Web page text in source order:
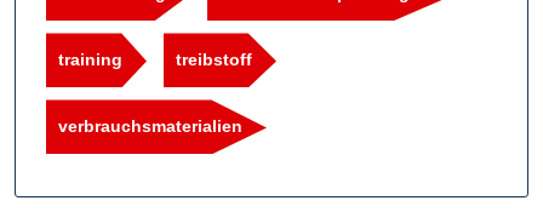
training treibstoff
verbrauchsmaterialien